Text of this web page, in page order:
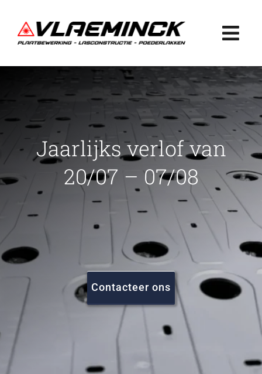
naar
inhoud
Plaatbewerking
Lasconstructie
Poederlakken
Projecten
FAQ
Vacatures
Jaarlijks verlof van
20/07 – 07/08
Contacteer ons